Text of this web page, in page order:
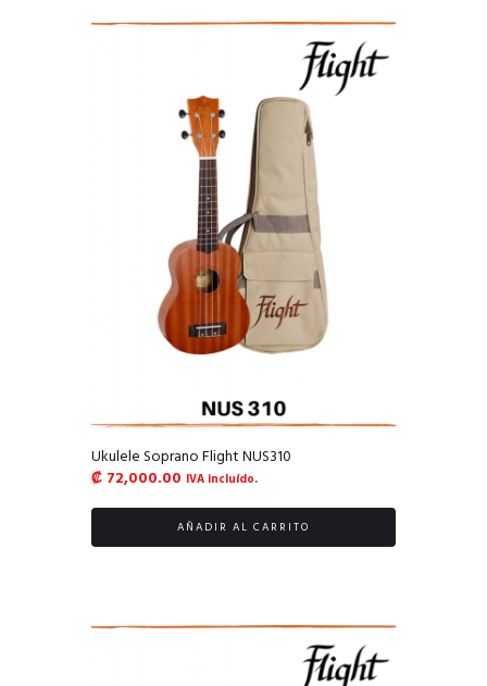
Ukulele Soprano Flight NUS310
₡ 72,000.00 IVA incluído.
AÑADIR AL CARRITO